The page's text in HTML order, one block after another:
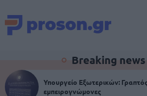
Breaking news
Υπουργείο Εξωτερικών:
εμπειρογνώμονες